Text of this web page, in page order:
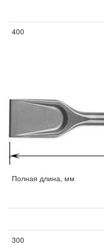
Полная длина, мм
400
Полная длина, мм
300